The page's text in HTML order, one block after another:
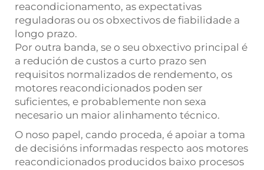
reacondicionamento, as expectativas
reguladoras ou os obxectivos de fiabilidade a
longo prazo.
Por outra banda, se o seu obxectivo principal é
a redución de custos a curto prazo sen
requisitos normalizados de rendemento, os
motores reacondicionados poden ser
suficientes, e probablemente non sexa
necesario un maior alinhamento técnico.
O noso papel, cando proceda, é apoiar a toma
de decisións informadas respecto aos motores
reacondicionados producidos baixo procesos